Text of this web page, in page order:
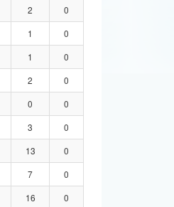
2
0
1
0
1
0
2
0
0
0
3
0
13
0
7
0
16
0